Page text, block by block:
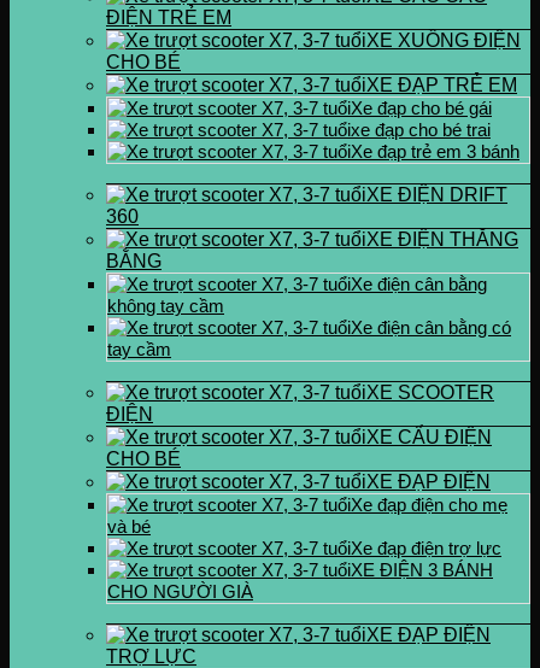
ĐIỆN TRẺ EM
XE XUỒNG ĐIỆN
CHO BÉ
XE ĐẠP TRẺ EM
Xe đạp cho bé gái
xe đạp cho bé trai
Xe đạp trẻ em 3 bánh
XE ĐIỆN DRIFT
360
XE ĐIỆN THĂNG
BẰNG
Xe điện cân bằng
không tay cầm
Xe điện cân bằng có
tay cầm
XE SCOOTER
ĐIỆN
XE CẨU ĐIỆN
CHO BÉ
XE ĐẠP ĐIỆN
Xe đạp điện cho mẹ
và bé
Xe đạp điện trợ lực
XE ĐIỆN 3 BÁNH
CHO NGƯỜI GIÀ
XE ĐẠP ĐIỆN
TRỢ LỰC